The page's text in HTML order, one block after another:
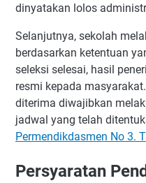
dinyatakan lolos
Selanjutnya, sekolah
berdasarkan ketentuan
seleksi selesai, hasil
resmi kepada
diterima diwajibkan
jadwal yang telah
Permendikdasmen No 3.
Persyaratan